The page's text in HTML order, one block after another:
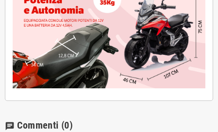
chat Commenti (0)